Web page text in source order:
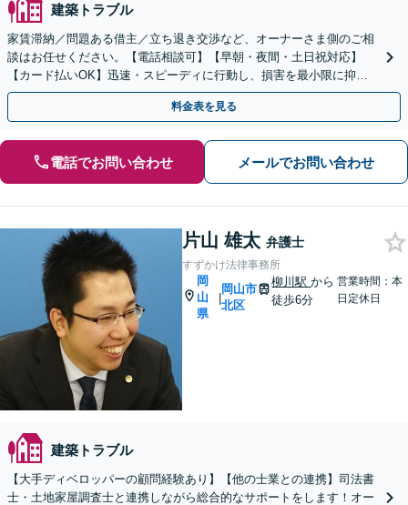
建築トラブル
家賃滞納／問題ある借主／立ち退き交渉など、オーナーさま側のご相
談はお任せください。【電話相談可】【早朝・夜間・土日祝対応】
【カード払いOK】迅速・スピーディに行動し、損害を最小限に抑え
るよう解決へ向けて尽力します【初回相談料無料】
料金表を見る
電話でお問い合わせ メールでお問い合わせ
片山 雄太 弁護士
すずかけ法律事務所
岡
山
県
|
岡山市
北区
柳川駅から
徒歩6分
営業時間：本
日定休日
建築トラブル
【大手ディベロッパーの顧問経験あり】【他の士業との連携】司法書
士・土地家屋調査士と連携しながら総合的なサポートをします！オー